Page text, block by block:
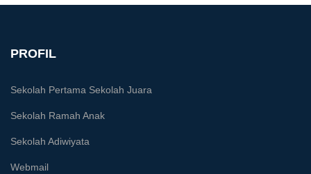
PROFIL
Sekolah Pertama Sekolah Juara
Sekolah Ramah Anak
Sekolah Adiwiyata
Webmail